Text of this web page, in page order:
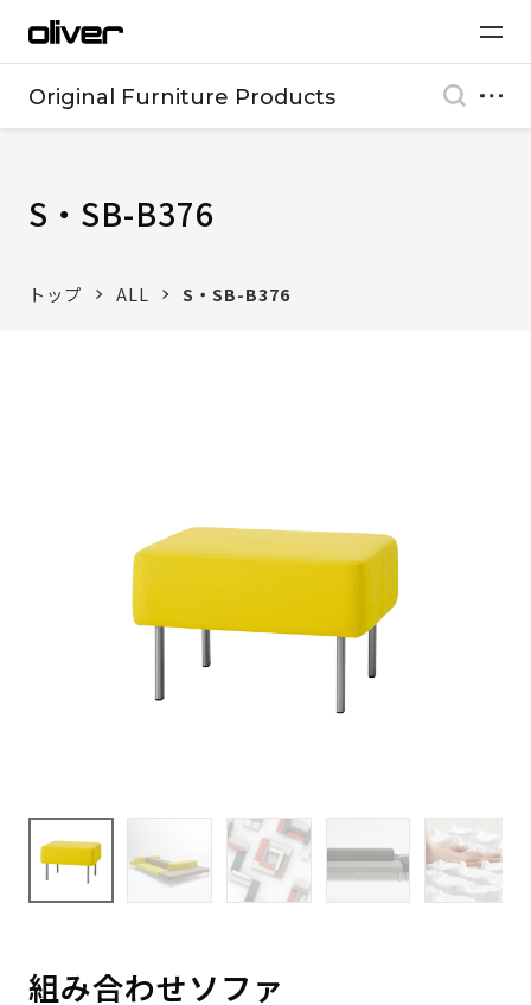
Original Furniture Products
S・SB-B376
トップ ALL S・SB-B376
組み合わせソファ